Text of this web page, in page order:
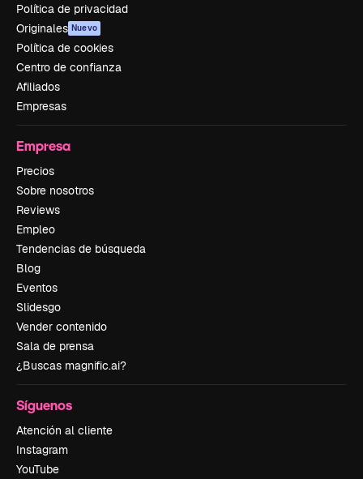
Política de privacidad
Originales Nuevo
Política de cookies
Centro de confianza
Afiliados
Empresas
Empresa
Precios
Sobre nosotros
Reviews
Empleo
Tendencias de búsqueda
Blog
Eventos
Slidesgo
Vender contenido
Sala de prensa
¿Buscas magnific.ai?
Síguenos
Atención al cliente
Instagram
YouTube